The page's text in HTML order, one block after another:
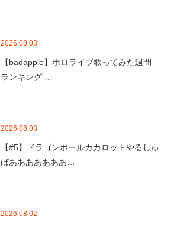
2026.08.03
【badapple】ホロライブ歌ってみた週間
ランキング …
2026.08.03
【#5】ドラゴンボールカカロットやるしゅ
ばあああああああ…
2026.08.02